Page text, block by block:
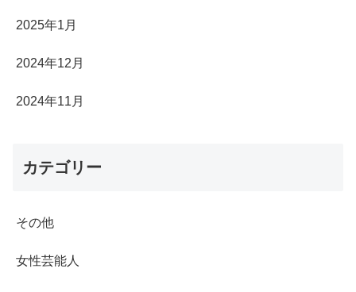
2025年1月
2024年12月
2024年11月
カテゴリー
その他
女性芸能人